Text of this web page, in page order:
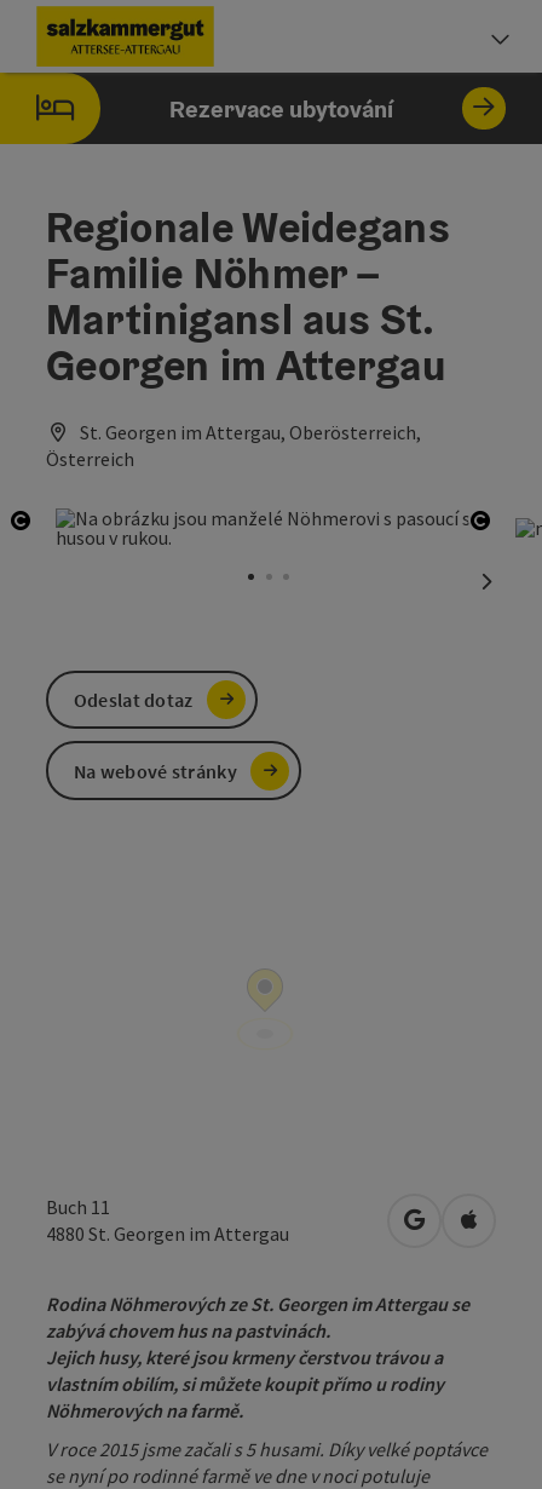
ObsahAccesskey
[0]
NavigaceAccesskey
[1]
Začátek stránkyAccesskey
[2]
ImpressumAccesskey
[5]
Pokyny k používání webové stránky
Úvodní stranaAccesskey
[7]
Rezervace ubytování
Regionale Weidegans
Familie Nöhmer –
Martinigansl aus St.
Georgen im Attergau
St. Georgen im Attergau, Oberösterreich,
Österreich
otevřít copyright
Buch 11
4880 St. Georgen im Attergau Otevřít vOtevřít
Rodina Nöhmerových ze St. Georgen im Attergau se
zabývá chovem hus na pastvinách.
Jejich husy, které jsou krmeny čerstvou trávou a
vlastním obilím, si můžete koupit přímo u rodiny
Nöhmerových na farmě.
V roce 2015 jsme začali s 5 husami. Díky velké poptávce
se nyní po rodinné farmě ve dne v noci potuluje
Odeslat dotaz
Na webové stránky